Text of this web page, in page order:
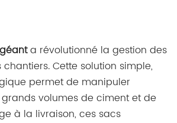
a révolutionné la gestion des
Cette solution simple,
permet de manipuler
volumes de ciment et de
à la livraison, ces sacs